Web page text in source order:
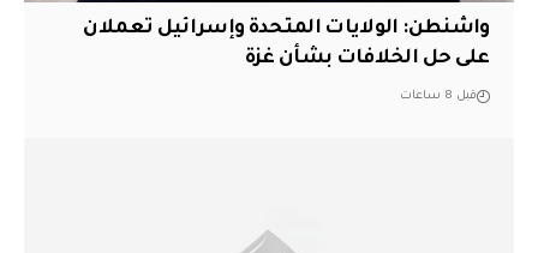
واشنطن: الولايات المتحدة وإسرائيل تعملان
على حل الخلافات بشأن غزة
قبل 8 ساعات